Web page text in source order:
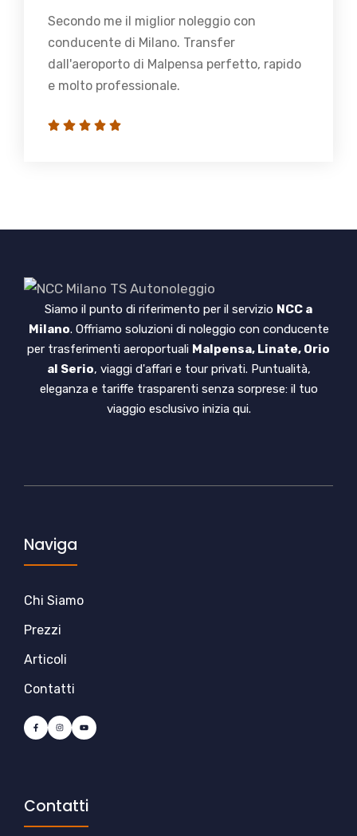
Secondo me il miglior noleggio con
conducente di Milano. Transfer
dall'aeroporto di Malpensa perfetto, rapido
e molto professionale.
Siamo il punto di riferimento per il servizio NCC a
Milano. Offriamo soluzioni di noleggio con conducente
per trasferimenti aeroportuali Malpensa, Linate, Orio
al Serio, viaggi d'affari e tour privati. Puntualità,
eleganza e tariffe trasparenti senza sorprese: il tuo
viaggio esclusivo inizia qui.
Naviga
Chi Siamo
Prezzi
Articoli
Contatti
Contatti